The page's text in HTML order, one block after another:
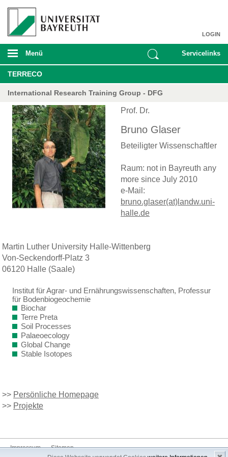
LOGIN
Menü Servicelinks
TERRECO
International Research Training Group - DFG
Prof. Dr.
Bruno Glaser
Beteiligter Wissenschaftler
Raum: not in Bayreuth any
more since July 2010
e-Mail:
bruno.glaser(at)landw.uni-
halle.de
Martin Luther University Halle-Wittenberg
Von-Seckendorff-Platz 3
06120 Halle (Saale)
Institut für Agrar- und Ernährungswissenschaften, Professur
für Bodenbiogeochemie
Biochar
Terre Preta
Soil Processes
Palaeoecology
Global Change
Stable Isotopes
>> Persönliche Homepage
>> Projekte
Impressum Sitemap